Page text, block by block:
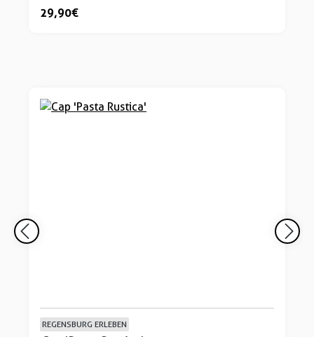
29,90 €
REGENSBURG ERLEBEN